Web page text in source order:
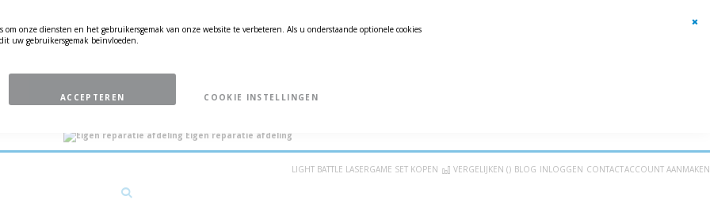
om onze diensten en het gebruikersgemak van onze website te verbeteren. Als u onderstaande optionele cookies
uw gebruikersgemak beïnvloeden.
ACCEPTEREN COOKIE INSTELLINGEN
Eigen reparatie afdeling
LIGHT BATTLE LASERGAME SET KOPEN
VERGELIJKEN () BLOG INLOGGEN CONTACTACCOUNT AANMAKEN